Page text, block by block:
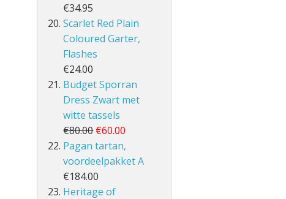
€34.95
Scarlet Red Plain
Coloured Garter,
Flashes
€24.00
Budget Sporran
Dress Zwart met
witte tassels
€80.00 €60.00
Pagan tartan,
voordeelpakket A
€184.00
Heritage of